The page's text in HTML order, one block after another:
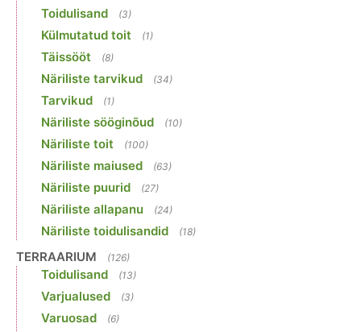
Toidulisand (3)
Külmutatud toit (1)
Täissööt (8)
Näriliste tarvikud (34)
Tarvikud (1)
Näriliste sööginõud (10)
Näriliste toit (100)
Näriliste maiused (63)
Näriliste puurid (27)
Näriliste allapanu (24)
Näriliste toidulisandid (18)
TERRAARIUM (126)
Toidulisand (13)
Varjualused (3)
Varuosad (6)